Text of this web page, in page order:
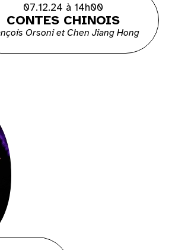
07.12.24 à 14h00
CONTES CHINOIS
Orsoni et Chen Jiang Hong